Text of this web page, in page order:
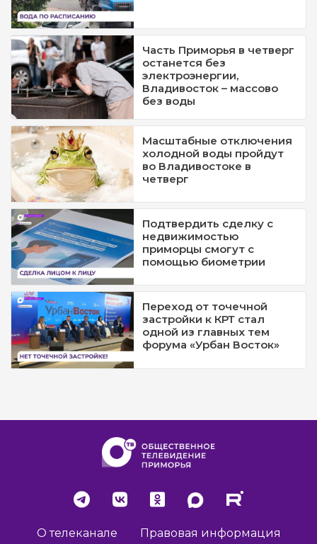
Часть Приморья в четверг
останется без
электроэнергии,
Владивосток – массово
без воды
Масштабные отключения
холодной воды пройдут
во Владивостоке в
четверг
Подтвердить сделку с
недвижимостью
приморцы смогут с
помощью биометрии
Переход от точечной
застройки к КРТ стал
одной из главных тем
форума «Урбан Восток»
О телеканале Правовая информация